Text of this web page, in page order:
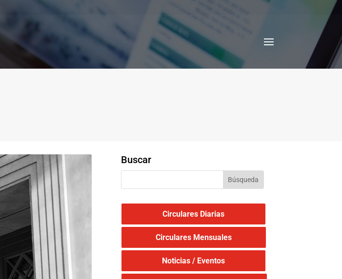
Buscar
Circulares Diarias
Circulares Mensuales
Noticias / Eventos